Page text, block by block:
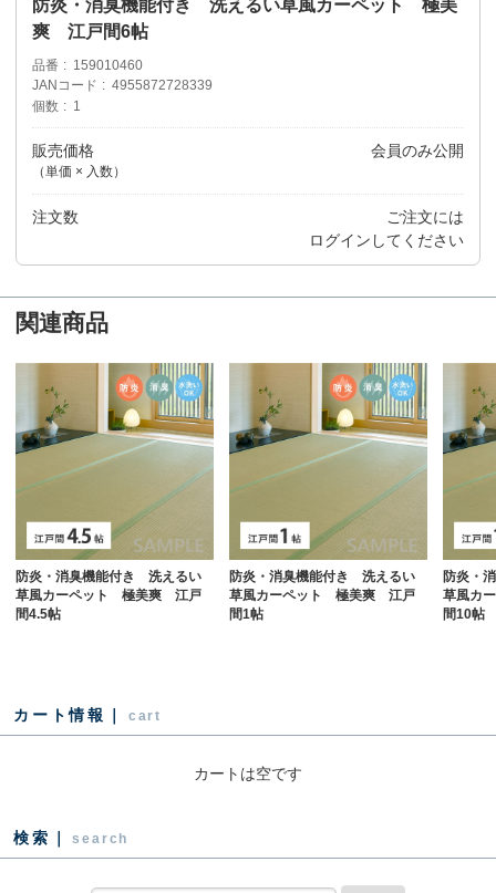
防炎・消臭機能付き 洗えるい草風カーペット 極美
爽 江戸間6帖
品番
159010460
JANコード
4955872728339
個数
1
販売価格
（単価 × 入数）
会員のみ公開
注文数
ご注文には
ログイン してください
関連商品
防炎・消臭機能付き 洗えるい
草風カーペット 極美爽 江戸
間4.5帖
防炎・消臭機能付き 洗えるい
草風カーペット 極美爽 江戸
間1帖
防炎・
草風カ
間10帖
カート情報｜ cart
カートは空です
検索｜ search